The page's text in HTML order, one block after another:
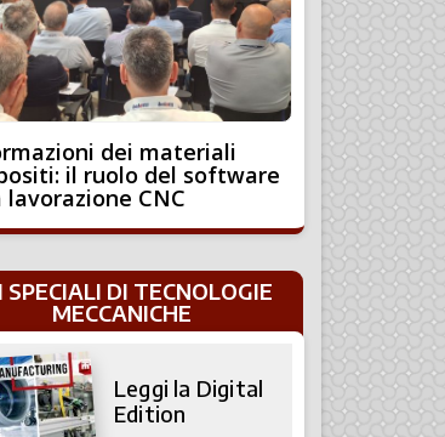
dei materiali
il ruolo del software
lavorazione CNC
SPECIALI DI TECNOLOGIE
MECCANICHE
Leggi la Digital
Edition